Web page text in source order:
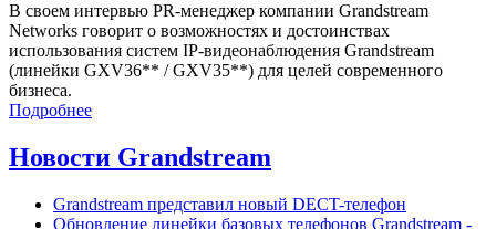
В своем интервью PR-менеджер компании Grandstream
Networks говорит о возможностях и достоинствах
использования систем IP-видеонаблюдения Grandstream
(линейки GXV36** / GXV35**) для целей современного
бизнеса.
Подробнее
Новости Grandstream
Grandstream представил новый DECT-телефон
Обновление линейки базовых телефонов Grandstream -